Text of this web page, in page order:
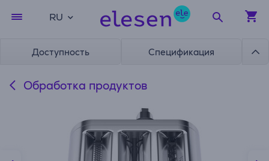
RU
Доступность Спецификация
Обработка продуктов